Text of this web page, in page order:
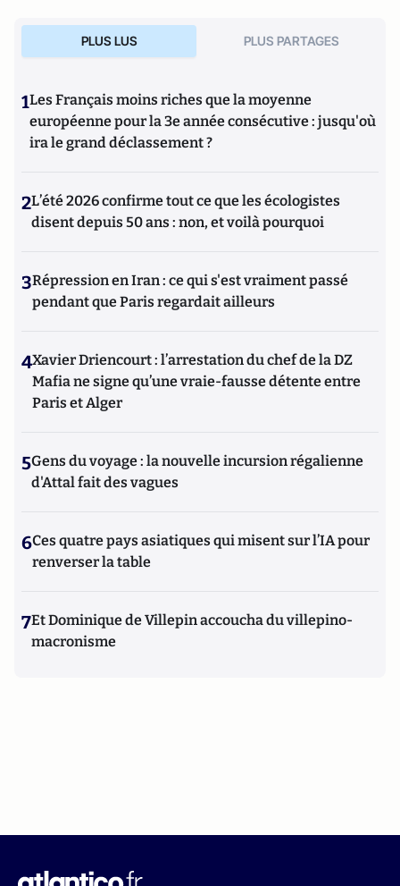
PLUS LUS PLUS PARTAGES
1Les Français moins riches que la moyenne
européenne pour la 3e année consécutive : jusqu'où
ira le grand déclassement ?
2L’été 2026 confirme tout ce que les écologistes
disent depuis 50 ans : non, et voilà pourquoi
3Répression en Iran : ce qui s'est vraiment passé
pendant que Paris regardait ailleurs
4Xavier Driencourt : l’arrestation du chef de la DZ
Mafia ne signe qu’une vraie-fausse détente entre
Paris et Alger
5Gens du voyage : la nouvelle incursion régalienne
d'Attal fait des vagues
6Ces quatre pays asiatiques qui misent sur l’IA pour
renverser la table
7Et Dominique de Villepin accoucha du villepino-
macronisme